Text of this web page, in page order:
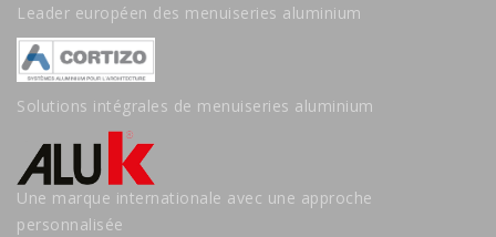
Leader européen des menuiseries aluminium
Solutions intégrales de menuiseries aluminium
Une marque internationale avec une approche
personnalisée